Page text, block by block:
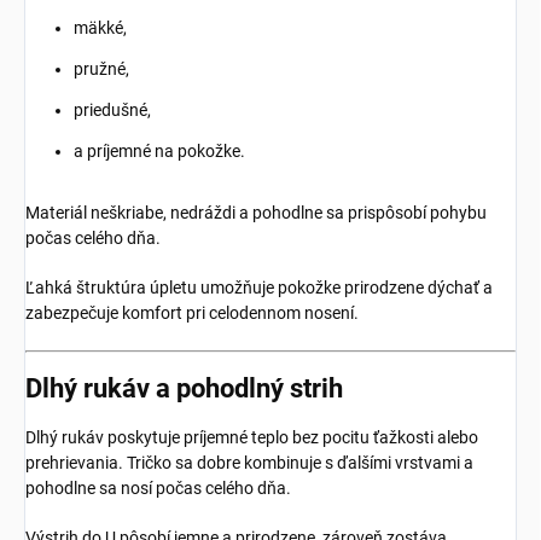
mäkké,
pružné,
priedušné,
a príjemné na pokožke.
Materiál neškriabe, nedráždi a pohodlne sa prispôsobí pohybu
počas celého dňa.
Ľahká štruktúra úpletu umožňuje pokožke prirodzene dýchať a
zabezpečuje komfort pri celodennom nosení.
Dlhý rukáv a pohodlný strih
Dlhý rukáv poskytuje príjemné teplo bez pocitu ťažkosti alebo
prehrievania. Tričko sa dobre kombinuje s ďalšími vrstvami a
pohodlne sa nosí počas celého dňa.